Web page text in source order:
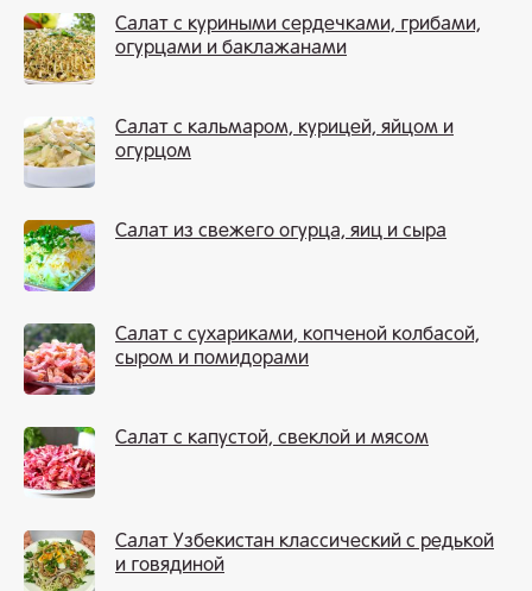
Салат с куриными сердечками, грибами,
огурцами и баклажанами
Салат с кальмаром, курицей, яйцом и
огурцом
Салат из свежего огурца, яиц и сыра
Салат с сухариками, копченой колбасой,
сыром и помидорами
Салат с капустой, свеклой и мясом
Салат Узбекистан классический с редькой
и говядиной